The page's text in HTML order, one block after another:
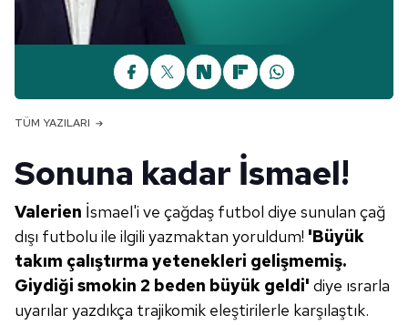
TÜM YAZILARI
Sonuna kadar İsmael!
Valerien İsmael'i ve çağdaş futbol diye sunulan çağ
dışı futbolu ile ilgili yazmaktan yoruldum! 'Büyük
takım çalıştırma yetenekleri gelişmemiş.
Giydiği smokin 2 beden büyük geldi' diye ısrarla
uyarılar yazdıkça trajikomik eleştirilerle karşılaştık.